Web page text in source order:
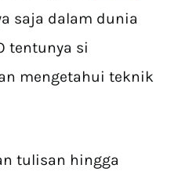
saja dalam dunia
tentunya si
mengetahui teknik
tulisan hingga